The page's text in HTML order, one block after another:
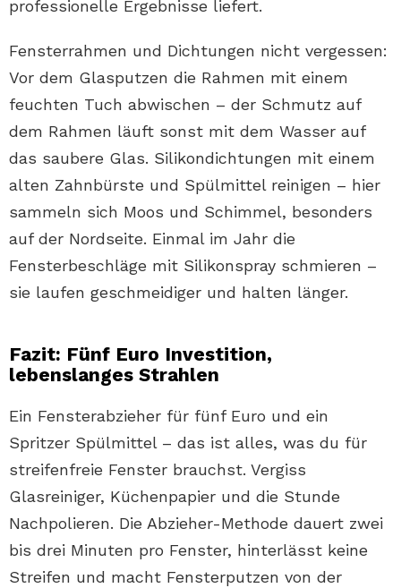
professionelle Ergebnisse liefert.
Fensterrahmen und Dichtungen nicht vergessen:
Vor dem Glasputzen die Rahmen mit einem
feuchten Tuch abwischen – der Schmutz auf
dem Rahmen läuft sonst mit dem Wasser auf
das saubere Glas. Silikondichtungen mit einem
alten Zahnbürste und Spülmittel reinigen – hier
sammeln sich Moos und Schimmel, besonders
auf der Nordseite. Einmal im Jahr die
Fensterbeschläge mit Silikonspray schmieren –
sie laufen geschmeidiger und halten länger.
Fazit: Fünf Euro Investition,
lebenslanges Strahlen
Ein Fensterabzieher für fünf Euro und ein
Spritzer Spülmittel – das ist alles, was du für
streifenfreie Fenster brauchst. Vergiss
Glasreiniger, Küchenpapier und die Stunde
Nachpolieren. Die Abzieher-Methode dauert zwei
bis drei Minuten pro Fenster, hinterlässt keine
Streifen und macht Fensterputzen von der